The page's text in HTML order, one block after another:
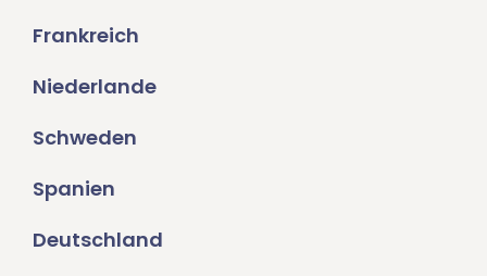
Frankreich
Niederlande
Schweden
Spanien
Deutschland